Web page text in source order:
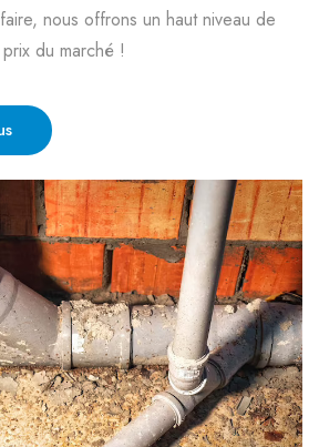
nous offrons un haut niveau de
du marché !